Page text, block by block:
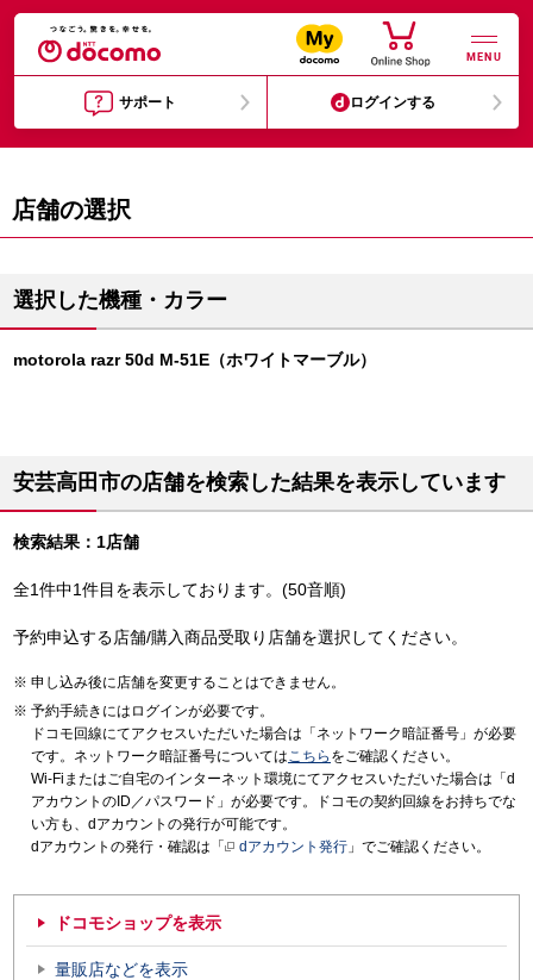
MENU
サポート ログインする
店舗の選択
選択した機種・カラー
motorola razr 50d M-51E（ホワイトマーブル）
安芸高田市の店舗を検索した結果を表示しています
検索結果：1店舗
全1件中1件目を表示しております。(50音順)
予約申込する店舗/購入商品受取り店舗を選択してください。
申し込み後に店舗を変更することはできません。
予約手続きにはログインが必要です。
ドコモ回線にてアクセスいただいた場合は「ネットワーク暗証番号」が必要
です。ネットワーク暗証番号についてはこちら をご確認ください。
Wi-Fiまたはご自宅のインターネット環境にてアクセスいただいた場合は「d
アカウントのID／パスワード」が必要です。ドコモの契約回線をお持ちでな
い方も、dアカウントの発行が可能です。
dアカウントの発行・確認は「
dアカウント発行 」でご確認ください。
ドコモショップを表示
量販店などを表示